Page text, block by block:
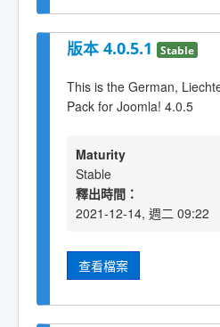
版本 4.0.5.1 Stable
This is the German,
Pack for Joomla! 4.0.5
Maturity
Stable
釋出時間：
2021-12-14, 週二 09:22
查看檔案